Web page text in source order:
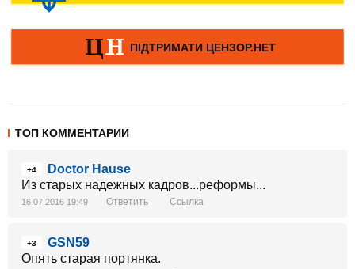
ТОП КОММЕНТАРИИ
+4
Doctor Hause
Из старых надежных кадров...реформы...
16.07.2016 19:49 Ответить Ссылка
+3
GSN59
Опять старая портянка.